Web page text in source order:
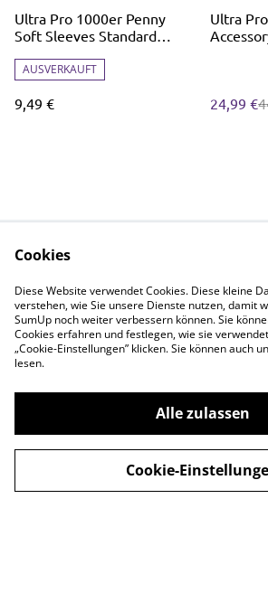
Ultra Pro 1000er Penny
Soft Sleeves Standard
etc.
AUSVERKAUFT
9,49 €
%
Ultra
24,99 €
Events
Einzelkarten
Prints
Kontakt
Über uns
Cookies
Diese Website verwendet Cookies. Diese kleine
verstehen, wie Sie unsere Dienste nutzen, damit
SumUp noch weiter verbessern können. Sie
Cookies erfahren und festlegen, wie sie
„Cookie-Einstellungen” klicken. Sie können auch
lesen.
Alle zulassen
Cookie-